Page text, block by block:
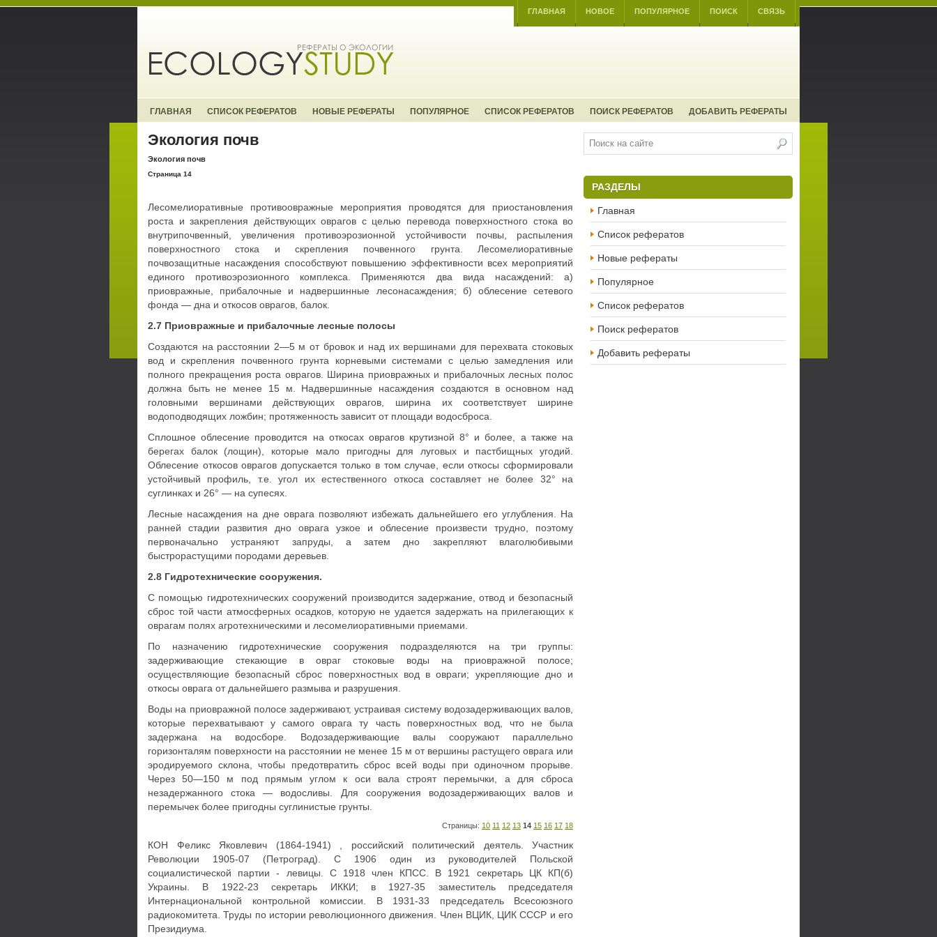
ГЛАВНАЯ НОВОЕ ПОПУЛЯРНОЕ ПОИСК СВЯЗЬ
ГЛАВНАЯ СПИСОК РЕФЕРАТОВ НОВЫЕ РЕФЕРАТЫ ПОПУЛЯРНОЕ СПИСОК РЕФЕРАТОВ ПОИСК РЕФЕРАТОВ ДОБАВИТЬ РЕФЕРАТЫ
Экология почв
Экология почв
Страница 14
Лесомелиоративные противоовражные мероприятия проводятся для приостановления
роста и закрепления действующих оврагов с целью перевода поверхностного стока во
внутрипочвенный, увеличения противоэрозионной устойчивости почвы, распыления
поверхностного стока и скрепления почвенного грунта. Лесомелиоративные
почвозащитные насаждения способствуют повышению эффективности всех мероприятий
единого противоэрозионного комплекса. Применяются два вида насаждений: а)
приовражные, прибалочные и надвершинные лесонасаждения; б) облесение сетевого
фонда — дна и откосов оврагов, балок.
2.7 Приовражные и прибалочные лесные полосы
Создаются на расстоянии 2—5 м от бровок и над их вершинами для перехвата стоковых
вод и скрепления почвенного грунта корневыми системами с целью замедления или
полного прекращения роста оврагов. Ширина приовражных и прибалочных лесных полос
должна быть не менее 15 м. Надвершинные насаждения создаются в основном над
головными вершинами действующих оврагов, ширина их соответствует ширине
водоподводящих ложбин; протяженность зависит от площади водосброса.
Сплошное облесение проводится на откосах оврагов крутизной 8° и более, а также на
берегах балок (лощин), которые мало пригодны для луговых и пастбищных угодий.
Облесение откосов оврагов допускается только в том случае, если откосы сформировали
устойчивый профиль, т.е. угол их естественного откоса составляет не более 32° на
суглинках и 26° — на супесях.
Лесные насаждения на дне оврага позволяют избежать дальнейшего его углубления. На
ранней стадии развития дно оврага узкое и облесение произвести трудно, поэтому
первоначально устраняют запруды, а затем дно закрепляют влаголюбивыми
быстрорастущими породами деревьев.
2.8 Гидротехнические сооружения.
С помощью гидротехнических сооружений производится задержание, отвод и безопасный
сброс той части атмосферных осадков, которую не удается задержать на прилегающих к
оврагам полях агротехническими и лесомелиоративными приемами.
По назначению гидротехнические сооружения подразделяются на три группы:
задерживающие стекающие в овраг стоковые воды на приовражной полосе;
осуществляющие безопасный сброс поверхностных вод в овраги; укрепляющие дно и
откосы оврага от дальнейшего размыва и разрушения.
Воды на приовражной полосе задерживают, устраивая систему водозадерживающих валов,
которые перехватывают у самого оврага ту часть поверхностных вод, что не была
задержана на водосборе. Водозадерживающие валы сооружают параллельно
горизонталям поверхности на расстоянии не менее 15 м от вершины растущего оврага или
эродируемого склона, чтобы предотвратить сброс всей воды при одиночном прорыве.
Через 50—150 м под прямым углом к оси вала строят перемычки, а для сброса
незадержанного стока — водосливы. Для сооружения водозадерживающих валов и
перемычек более пригодны суглинистые грунты.
Страницы: 10 11 12 13 14 15 16 17 18
КОН Феликс Яковлевич (1864-1941) , российский политический деятель. Участник
Революции 1905-07 (Петроград). С 1906 один из руководителей Польской
социалистической партии - левицы. С 1918 член КПСС. В 1921 секретарь ЦК КП(б)
Украины. В 1922-23 секретарь ИККИ; в 1927-35 заместитель председателя
Интернациональной контрольной комиссии. В 1931-33 председатель Всесоюзного
радиокомитета. Труды по истории революционного движения. Член ВЦИК, ЦИК СССР и его
Президиума.
РАЗДЕЛЫ
Главная
Список рефератов
Новые рефераты
Популярное
Список рефератов
Поиск рефератов
Добавить рефераты